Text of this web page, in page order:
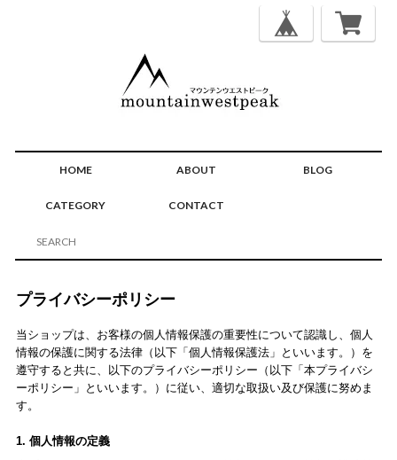
HOME ABOUT BLOG
CATEGORY CONTACT
プライバシーポリシー
当ショップは、お客様の個人情報保護の重要性について認識し、個人
情報の保護に関する法律（以下「個人情報保護法」といいます。）を
遵守すると共に、以下のプライバシーポリシー（以下「本プライバシ
ーポリシー」といいます。）に従い、適切な取扱い及び保護に努めま
す。
1. 個人情報の定義